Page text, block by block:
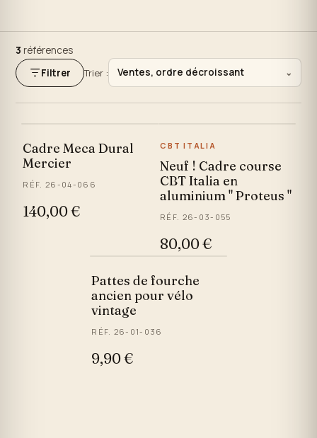
3 références
Filtrer
Trier : Ventes, ordre décroissant ⌄
Cadre Meca Dural
Mercier
RÉF. 26-04-066
140,00 €
CBT ITALIA
Neuf ! Cadre course
CBT Italia en
aluminium " Proteus "
RÉF. 26-03-055
80,00 €
Pattes de fourche
ancien pour vélo
vintage
RÉF. 26-01-036
9,90 €